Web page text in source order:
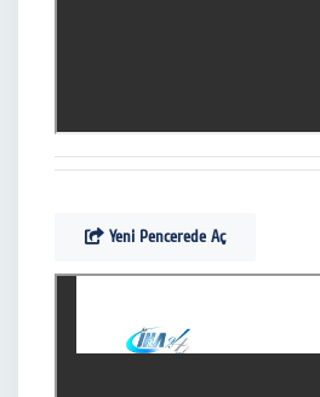
Yeni Pencerede Aç